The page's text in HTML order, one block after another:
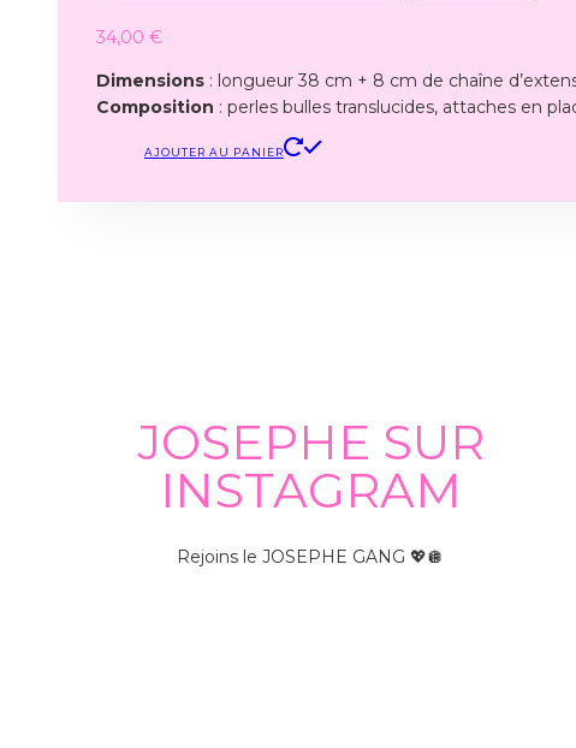
34,00 €
Dimensions : longueur 38 cm + 8 cm de chaîne
Composition : perles bulles translucides, attaches en
AJOUTER AU PANIER
JOSEPHE SUR
INSTAGRAM
Rejoins le JOSEPHE GANG 💖🪩